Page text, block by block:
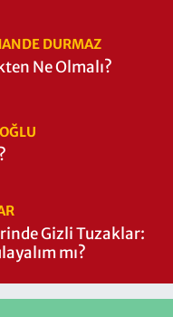
DURMAZ
Ne Olmalı?
Gizli Tuzaklar:
mı?